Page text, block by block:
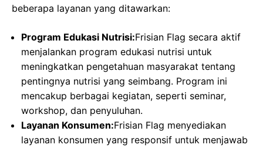
beberapa layanan yang ditawarkan:
Program Edukasi Nutrisi:Frisian Flag secara aktif
menjalankan program edukasi nutrisi untuk
meningkatkan pengetahuan masyarakat tentang
pentingnya nutrisi yang seimbang. Program ini
mencakup berbagai kegiatan, seperti seminar,
workshop, dan penyuluhan.
Layanan Konsumen:Frisian Flag menyediakan
layanan konsumen yang responsif untuk menjawab